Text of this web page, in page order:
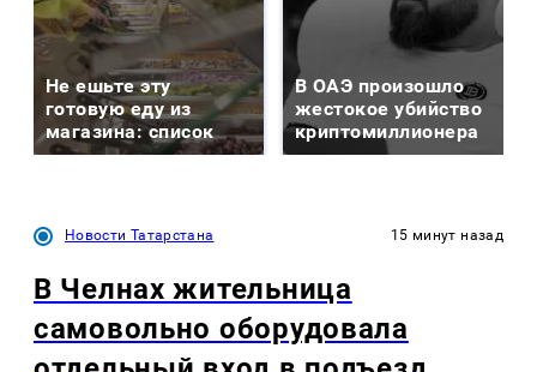
Не ешьте эту
готовую еду из
магазина: список
В ОАЭ произошло
жестокое убийство
криптомиллионера
Новости Татарстана 15 минут назад
В Челнах жительница
самовольно оборудовала